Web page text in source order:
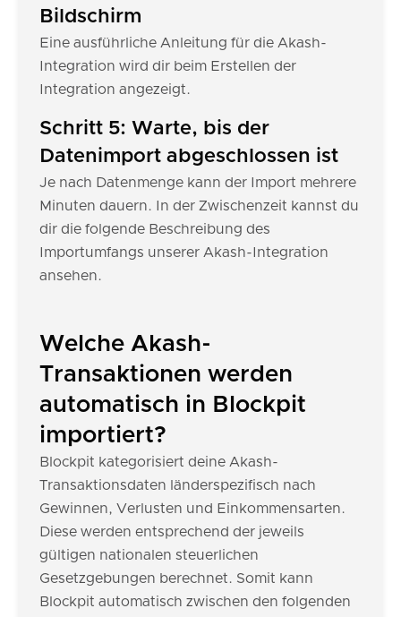
Bildschirm
Eine ausführliche Anleitung für die Akash-
Integration wird dir beim Erstellen der
Integration angezeigt.
Schritt 5: Warte, bis der
Datenimport abgeschlossen ist
Je nach Datenmenge kann der Import mehrere
Minuten dauern. In der Zwischenzeit kannst du
dir die folgende Beschreibung des
Importumfangs unserer Akash-Integration
ansehen.
Welche Akash-
Transaktionen werden
automatisch in Blockpit
importiert?
Blockpit kategorisiert deine Akash-
Transaktionsdaten länderspezifisch nach
Gewinnen, Verlusten und Einkommensarten.
Diese werden entsprechend der jeweils
gültigen nationalen steuerlichen
Gesetzgebungen berechnet. Somit kann
Blockpit automatisch zwischen den folgenden